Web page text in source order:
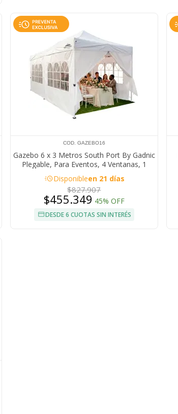
COD. GAZEBO16
Gazebo 6 x 3 Metros South Port By Gadnic
Plegable, Para Eventos, 4 Ventanas, 1
Pared, 1 Puerta, Lona PE Impermeable,
Exterior
acuteDisponibleen 21 días
$827.907
$455.349 45% OFF
DESDE 6 CUOTAS SIN INTERÉS